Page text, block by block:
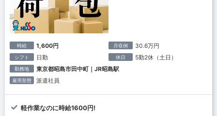
時給 1,600円 月収例 30.6万円
シフト 日勤 休日 5勤2休（土日）
勤務地 東京都昭島市田中町｜JR昭島駅
雇用形態 派遣社員
軽作業なのに時給1600円!